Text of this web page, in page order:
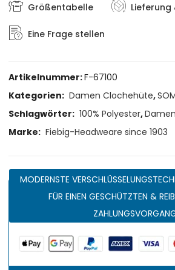
Größentabelle Lieferung
Eine Frage stellen
Artikelnummer:F-67100
Kategorien: Damen Clochehüte,
Schlagwörter: 100% Polyester,Damen
Marke: Fiebig-Headweare since 1903
MODERNSTE
FÜR EINEN GESCHÜTZTEN &